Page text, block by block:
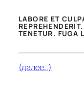
LABORE ET
TENETUR. FUGA
(далее…)